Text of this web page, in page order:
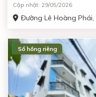
Cập nhật: 29/05/2026
Đường Lê Hoàng Phái,
ĐANG BÁN
Sổ hồng riêng